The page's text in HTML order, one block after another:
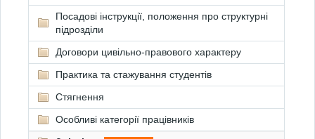
Посадові інструкції, положення про структурні
підрозділи
Договори цивільно-правового характеру
Практика та стажування студентів
Стягнення
Особливі категорії працівників